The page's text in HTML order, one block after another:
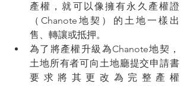
產權，就可以像擁有永久產權證
（Chanote地契）的土地一樣出
售、轉讓或抵押。
為了將產權升級為Chanote地契，
土地所有者可向土地廳提交申請書
要求將其更改為完整產權